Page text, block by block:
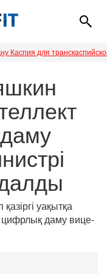
Каспия для
уақытқа
даму вице-